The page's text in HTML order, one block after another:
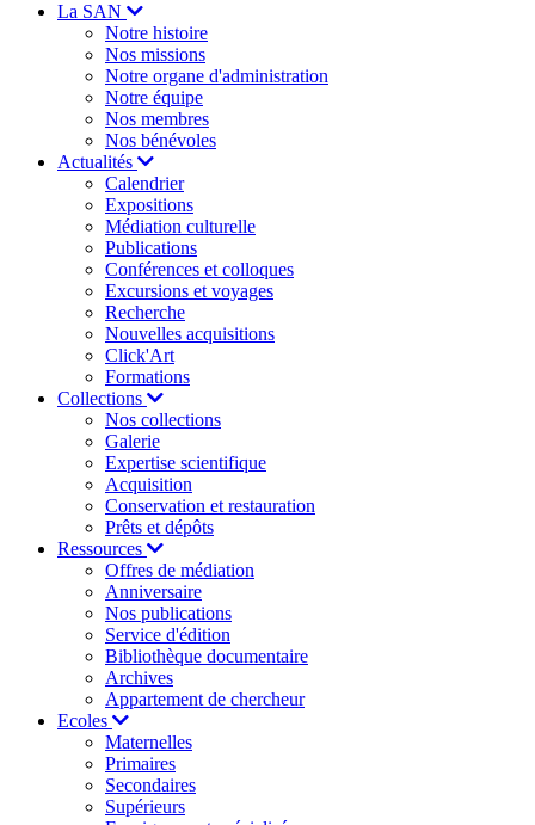
La SAN
Notre histoire
Nos missions
Notre organe d'administration
Notre équipe
Nos membres
Nos bénévoles
Actualités
Calendrier
Expositions
Médiation culturelle
Publications
Conférences et colloques
Excursions et voyages
Recherche
Nouvelles acquisitions
Click'Art
Formations
Collections
Nos collections
Galerie
Expertise scientifique
Acquisition
Conservation et restauration
Prêts et dépôts
Ressources
Offres de médiation
Anniversaire
Nos publications
Service d'édition
Bibliothèque documentaire
Archives
Appartement de chercheur
Ecoles
Maternelles
Primaires
Secondaires
Supérieurs